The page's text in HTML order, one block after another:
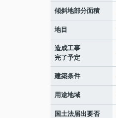
傾斜地部分面積
地目
造成工事
完了予定
建築条件
用途地域
国土法届出要否